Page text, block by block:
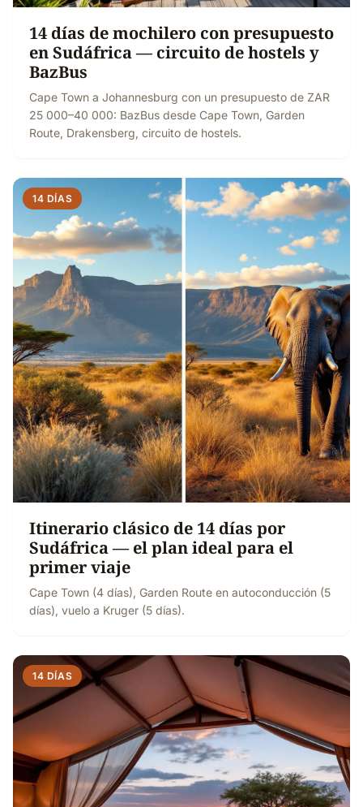
14 días de mochilero con presupuesto
en Sudáfrica — circuito de hostels y
BazBus
Cape Town a Johannesburg con un presupuesto de ZAR
25 000–40 000: BazBus desde Cape Town, Garden
Route, Drakensberg, circuito de hostels.
14 DÍAS
Itinerario clásico de 14 días por
Sudáfrica — el plan ideal para el
primer viaje
Cape Town (4 días), Garden Route en autoconducción (5
días), vuelo a Kruger (5 días).
14 DÍAS